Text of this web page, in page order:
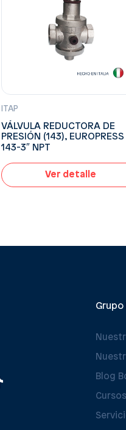
ITAP
VÁLVULA REDUCTORA DE
PRESIÓN (143), EUROPRESS
143-3″ NPT
Ver detalle
Blog